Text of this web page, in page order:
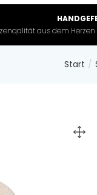
aus dem Herzen
Start